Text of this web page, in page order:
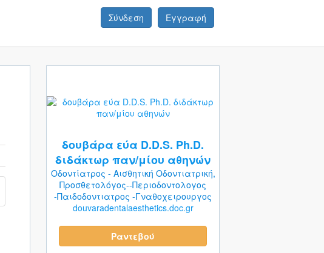
Σύνδεση Εγγραφή
δουβάρα εύα D.D.S. Ph.D.
διδάκτωρ παν/μίου αθηνών
Οδοντίατρος - Αισθητική Οδοντιατρική,
Προσθετολόγος--Περιοδοντολογος
-Παιδοδοντιατρος -Γναθοχειρουργος
douvaradentalaesthetics.doc.gr
Ραντεβού